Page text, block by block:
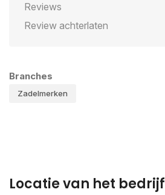
Reviews
Review achterlaten
Branches
Zadelmerken
Locatie van het bedrijf